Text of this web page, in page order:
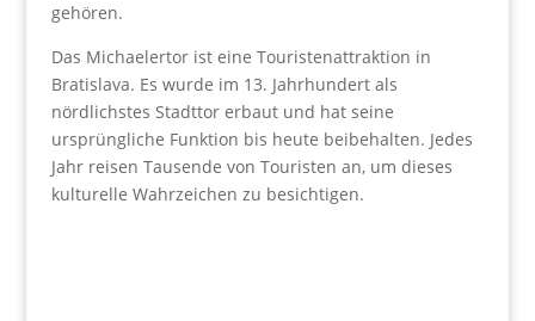
gehören.
Das Michaelertor ist eine Touristenattraktion in
Bratislava. Es wurde im 13. Jahrhundert als
nördlichstes Stadttor erbaut und hat seine
ursprüngliche Funktion bis heute beibehalten. Jedes
Jahr reisen Tausende von Touristen an, um dieses
kulturelle Wahrzeichen zu besichtigen.